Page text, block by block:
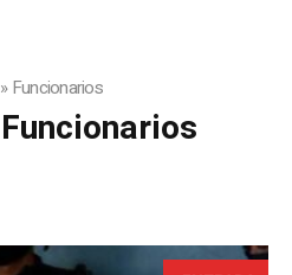
»Funcionarios
Funcionarios